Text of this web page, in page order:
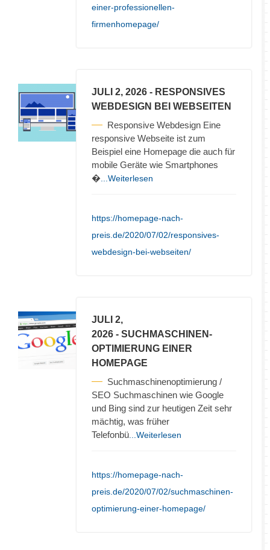
einer-professionellen-
firmenhomepage/
JULI 2, 2026 - RESPONSIVES
WEBDESIGN BEI WEBSEITEN
Responsive Webdesign Eine
responsive Webseite ist zum
Beispiel eine Homepage die auch für
mobile Geräte wie Smartphones
� ...Weiterlesen
https://homepage-nach-
preis.de/2020/07/02/responsives-
webdesign-bei-webseiten/
JULI 2,
2026 - SUCHMASCHINEN-
OPTIMIERUNG EINER
HOMEPAGE
Suchmaschinenoptimierung /
SEO Suchmaschinen wie Google
und Bing sind zur heutigen Zeit sehr
mächtig, was früher
Telefonbü ...Weiterlesen
https://homepage-nach-
preis.de/2020/07/02/suchmaschinen-
optimierung-einer-homepage/